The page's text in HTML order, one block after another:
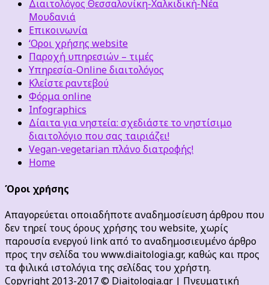
Διαιτολόγος Θεσσαλονίκη-Χαλκιδική-Νέα
Μουδανιά
Επικοινωνία
‘Οροι χρήσης website
Παροχή υπηρεσιών – τιμές
Υπηρεσία-Online διαιτολόγος
Κλείστε ραντεβού
Φόρμα online
Infographics
Δίαιτα για νηστεία: σχεδιάστε το νηστίσιμο
διαιτολόγιο που σας ταιριάζει!
Vegan-vegetarian πλάνο διατροφής!
Home
Όροι χρήσης
Απαγορεύεται οποιαδήποτε αναδημοσίευση άρθρου που
δεν τηρεί τους όρους χρήσης του website, χωρίς
παρουσία ενεργού link από το αναδημοσιευμένο άρθρο
προς την σελίδα του www.diaitologia.gr, καθώς και προς
τα φιλικά ιστολόγια της σελίδας του χρήστη.
Copyright 2013-2017 © Diaitologia.gr | Πνευματική